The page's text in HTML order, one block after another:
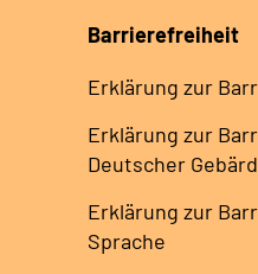
Barrierefreiheit
Erklärung zur
Erklärung zur
Deutscher
Erklärung zur
Sprache